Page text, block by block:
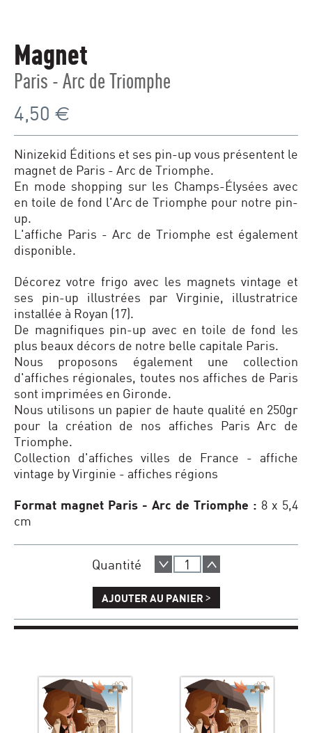
Magnet
Paris - Arc de Triomphe
4,50 €
Ninizekid Éditions et ses pin-up vous présentent le
magnet de Paris - Arc de Triomphe.
En mode shopping sur les Champs-Élysées avec
en toile de fond l'Arc de Triomphe pour notre pin-
up.
L'affiche Paris - Arc de Triomphe est également
disponible.
Décorez votre frigo avec les magnets vintage et
ses pin-up illustrées par Virginie, illustratrice
installée à Royan (17).
De magnifiques pin-up avec en toile de fond les
plus beaux décors de notre belle capitale Paris.
Nous proposons également une collection
d'affiches régionales, toutes nos affiches de Paris
sont imprimées en Gironde.
Nous utilisons un papier de haute qualité en 250gr
pour la création de nos affiches Paris Arc de
Triomphe.
Collection d'affiches villes de France - affiche
vintage by Virginie - affiches régions
Format magnet Paris - Arc de Triomphe : 8 x 5,4
cm
Quantité
AJOUTER AU PANIER >